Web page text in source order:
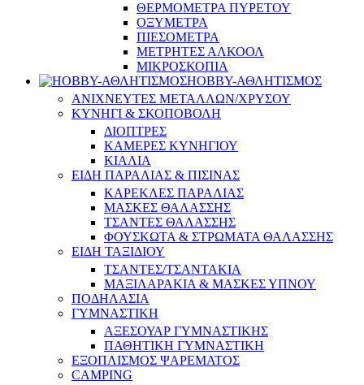
ΘΕΡΜΟΜΕΤΡΑ ΠΥΡΕΤΟΥ
ΟΞΥΜΕΤΡΑ
ΠΙΕΣΟΜΕΤΡΑ
ΜΕΤΡΗΤΕΣ ΑΛΚΟΟΛ
ΜΙΚΡΟΣΚΟΠΙΑ
HOBBY-ΑΘΛΗΤΙΣΜΟΣ
ΑΝΙΧΝΕΥΤΕΣ ΜΕΤΑΛΛΩΝ/ΧΡΥΣΟΥ
ΚΥΝΗΓΙ & ΣΚΟΠΟΒΟΛΗ
ΔΙΟΠΤΡΕΣ
ΚΑΜΕΡΕΣ ΚΥΝΗΓΙΟΥ
ΚΙΑΛΙΑ
ΕΙΔΗ ΠΑΡΑΛΙΑΣ & ΠΙΣΙΝΑΣ
ΚΑΡΕΚΛΕΣ ΠΑΡΑΛΙΑΣ
ΜΑΣΚΕΣ ΘΑΛΑΣΣΗΣ
ΤΣΑΝΤΕΣ ΘΑΛΑΣΣΗΣ
ΦΟΥΣΚΩΤΑ & ΣΤΡΩΜΑΤΑ ΘΑΛΑΣΣΗΣ
ΕΙΔΗ ΤΑΞΙΔΙΟΥ
ΤΣΑΝΤΕΣ/ΤΣΑΝΤΑΚΙΑ
ΜΑΞΙΛΑΡΑΚΙΑ & ΜΑΣΚΕΣ ΥΠΝΟΥ
ΠΟΔΗΛΑΣΙΑ
ΓΥΜΝΑΣΤΙΚΗ
ΑΞΕΣΟΥΑΡ ΓΥΜΝΑΣΤΙΚΗΣ
ΠΑΘΗΤΙΚΗ ΓΥΜΝΑΣΤΙΚΗ
ΕΞΟΠΛΙΣΜΟΣ ΨΑΡΕΜΑΤΟΣ
CAMPING